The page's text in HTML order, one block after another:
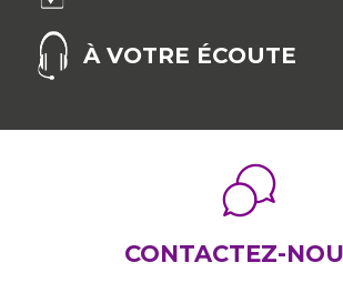
À VOTRE ÉCOUTE
CONTACTEZ-